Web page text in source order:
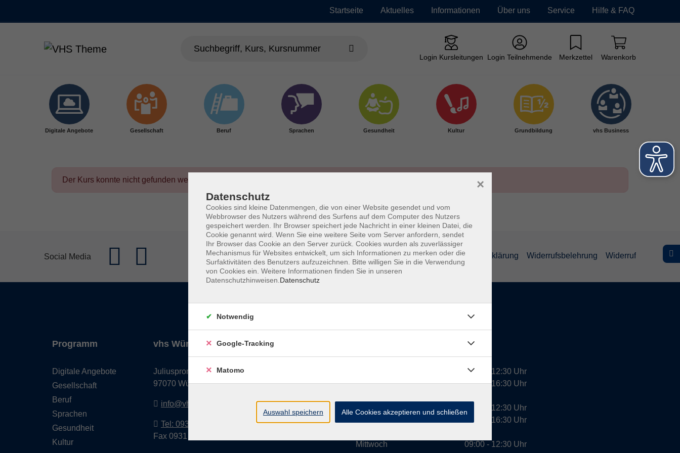
Startseite Aktuelles Informationen Über uns Service Hilfe & FAQ
Login Kursleitungen Login Teilnehmende Merkzettel Warenkorb
Digitale Angebote Gesellschaft Beruf Sprachen Gesundheit Kultur Grundbildung vhs Business
Der Kurs konnte nicht gefunden werden.
Social Media Impressum AGBs Datenschutzerklärung Barrierefreiheitserklärung Widerrufsbelehrung Widerruf
Programm
Digitale Angebote
Gesellschaft
Beruf
Sprachen
Gesundheit
Kultur
vhs Würzburg & Umgebung e. V.
Juliuspromenade 68
97070 Würzburg
info@vhs-wuerzburg.de
Tel: 0931 35593 0
Fax 0931 35593-20
Dienstag
Mittwoch
09:00 - 12:30 Uhr
13:00 - 16:30 Uhr
10:00 - 12:30 Uhr
13:00 - 16:30 Uhr
09:00 - 12:30 Uhr
Datenschutz
Cookies sind kleine Datenmengen, die von einer Website gesendet und vom
Webbrowser des Nutzers während des Surfens auf dem Computer des Nutzers
gespeichert werden. Ihr Browser speichert jede Nachricht in einer kleinen Datei, die
Cookie genannt wird. Wenn Sie eine weitere Seite vom Server anfordern, sendet
Ihr Browser das Cookie an den Server zurück. Cookies wurden als zuverlässiger
Mechanismus für Websites entwickelt, um sich Informationen zu merken oder die
Surfaktivitäten des Benutzers aufzuzeichnen. Bitte willigen Sie in die Verwendung
von Cookies ein. Weitere Informationen finden Sie in unseren
Datenschutzhinweisen. Datenschutz
×
Notwendig
Google-Tracking
Matomo
Auswahl speichern Alle Cookies akzeptieren und schließen